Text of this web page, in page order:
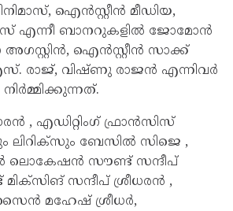
ഐൻസ്റ്റീൻ മീഡിയ,
എന്നീ ബാനറുകളിൽ ജോമോൻ
ഐൻസ്റ്റീൻ സാക്ക്
രാജ്, വിഷ്‍ണു രാജൻ എന്നിവർ
, എഡിറ്റിംഗ് ഫ്രാൻസിസ്
ലിറിക്‌സും ബേസിൽ സിജെ ,
സൗണ്ട് സന്ദീപ്
മിക്സിങ് സന്ദീപ് ശ്രീധരൻ ,
മഹേഷ് ശ്രീധർ,